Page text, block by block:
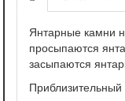
Янтарные камни
просыпаются
засыпаются
Приблизительный